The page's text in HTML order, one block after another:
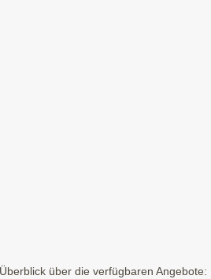
über die verfügbaren Angebote: